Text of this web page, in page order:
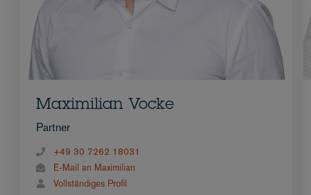
Maximilian Vocke
Partner
+49 30 7262 18031
E-Mail an Maximilian
Vollständiges Profil